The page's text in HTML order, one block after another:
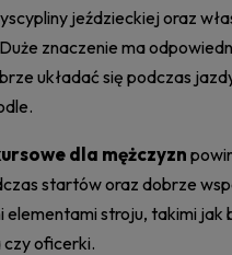
jeździeckiej oraz
znaczenie ma
układać się podczas
dla mężczyzn
startów oraz dobrze
elementami stroju, takimi jak
oficerki.